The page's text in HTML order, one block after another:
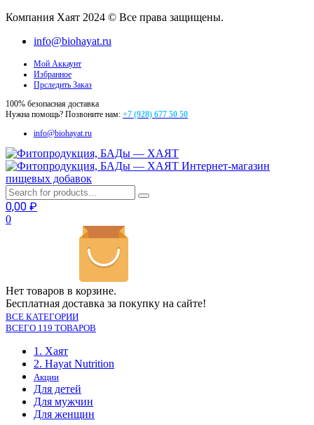
Компания Хаят 2024 © Все права защищены.
info@biohayat.ru
Мой Аккаунт
Избранное
Прследить Заказ
100% безопасная доставка
Нужна помощь? Позвоните нам: +7 (928) 677 50 50
info@biohayat.ru
Интернет-магазин
пищевых добавок
0,00 ₽
0
Нет товаров в корзине.
Бесплатная доставка за покупку на сайте!
ВСЕ КАТЕГОРИИ
ВСЕГО 119 ТОВАРОВ
1. Хаят
2. Hayat Nutrition
Акции
Для детей
Для мужчин
Для женщин